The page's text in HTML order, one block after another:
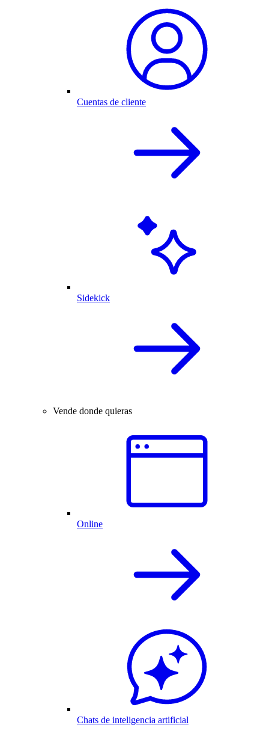
Cuentas de cliente
Sidekick
Vende donde quieras
Online
Chats de inteligencia artificial